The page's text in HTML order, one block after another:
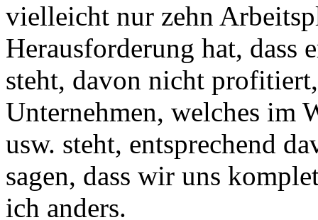
vielleicht nur zehn
Herausforderung hat, dass
steht, davon nicht
Unternehmen, welches im
usw. steht, entsprechend
sagen, dass wir uns
ich anders.